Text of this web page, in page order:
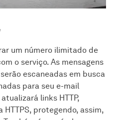
um número ilimitado de
o serviço. As mensagens
escaneadas em busca
para seu e-mail
links HTTP,
protegendo, assim,